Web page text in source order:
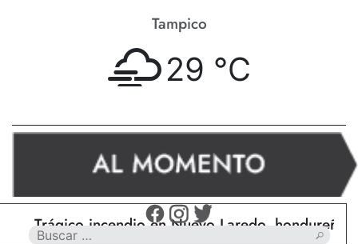
Tampico
29 °C
incendio en Nuevo Laredo, hondureño muere